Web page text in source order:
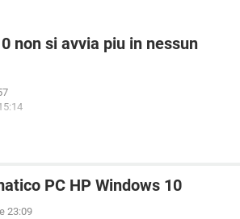
non si avvia piu in nessun
PC HP Windows 10
23:09